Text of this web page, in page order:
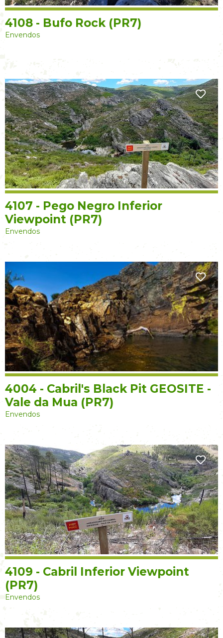
4108 - Bufo Rock (PR7)
Envendos
4107 - Pego Negro Inferior
Viewpoint (PR7)
Envendos
4004 - Cabril's Black Pit GEOSITE -
Vale da Mua (PR7)
Envendos
4109 - Cabril Inferior Viewpoint
(PR7)
Envendos